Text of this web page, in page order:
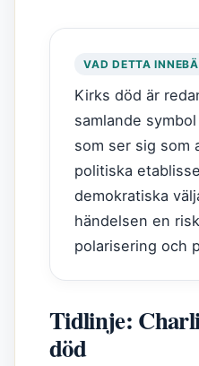
VAD DETTA
Kirks död är
samlande
som ser sig som
politiska
demokratiska
händelsen en
polarisering och
Tidlinje:
död